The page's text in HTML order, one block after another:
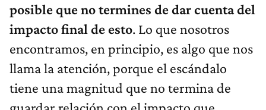
posible que no termines de dar cuenta del
impacto final de esto. Lo que nosotros
encontramos, en principio, es algo que nos
llama la atención, porque el escándalo
tiene una magnitud que no termina de